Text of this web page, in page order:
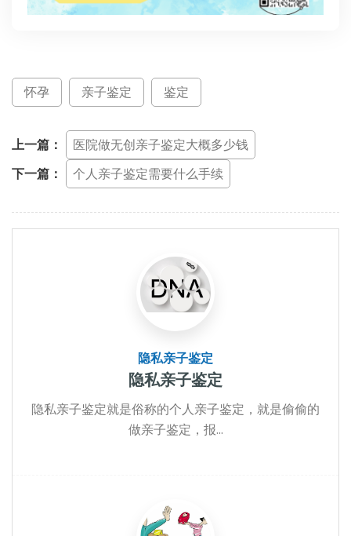
怀孕 亲子鉴定 鉴定
上一篇：
医院做无创亲子鉴定大概多少钱
下一篇：
个人亲子鉴定需要什么手续
隐私亲子鉴定
隐私亲子鉴定
隐私亲子鉴定就是俗称的个人亲子鉴定，就是偷偷的
做亲子鉴定，报...